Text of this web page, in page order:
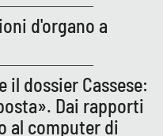
d'organo a
il dossier Cassese:
Dai rapporti
al computer di